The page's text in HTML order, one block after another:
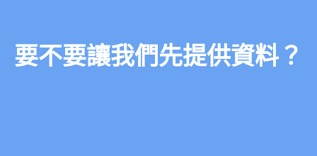
要不要讓我們先提供資料？